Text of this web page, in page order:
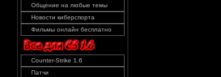
Общение на любые темы
Новости киберспорта
Фильмы онлайн бесплатно
Counter-Strike 1.6
Патчи